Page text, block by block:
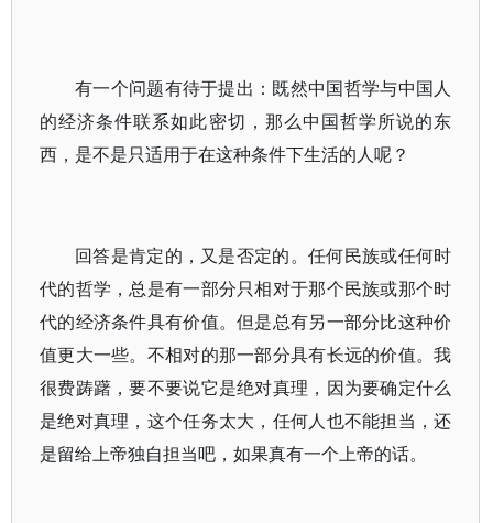
有一个问题有待于提出：既然中国哲学与中国人
的经济条件联系如此密切，那么中国哲学所说的东
西，是不是只适用于在这种条件下生活的人呢？
回答是肯定的，又是否定的。任何民族或任何时
代的哲学，总是有一部分只相对于那个民族或那个时
代的经济条件具有价值。但是总有另一部分比这种价
值更大一些。不相对的那一部分具有长远的价值。我
很费踌躇，要不要说它是绝对真理，因为要确定什么
是绝对真理，这个任务太大，任何人也不能担当，还
是留给上帝独自担当吧，如果真有一个上帝的话。